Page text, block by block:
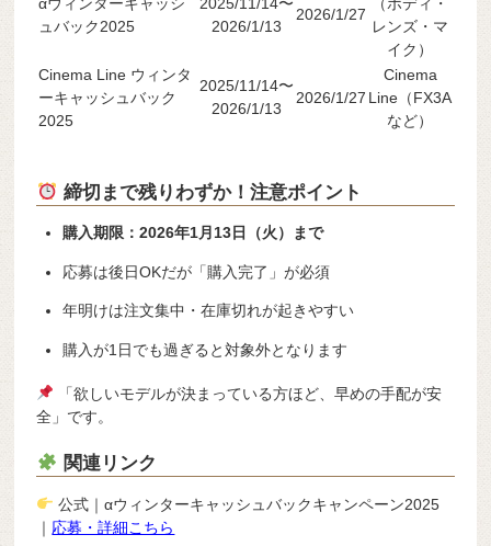
ュバック2025
2026/1/13
2026/1/27
レンズ・マ
イク）
Cinema Line ウィンタ
ーキャッシュバック
2025
2025/11/14〜
2026/1/13
2026/1/27
Cinema
Line（FX3A
など）
締切まで残りわずか！注意ポイント
購入期限：2026年1月13日（火）まで
応募は後日OKだが「購入完了」が必須
年明けは注文集中・在庫切れが起きやすい
購入が1日でも過ぎると対象外となります
「欲しいモデルが決まっている方ほど、早めの手配が安
全」です。
関連リンク
公式｜αウィンターキャッシュバックキャンペーン2025
｜ 応募・詳細こちら